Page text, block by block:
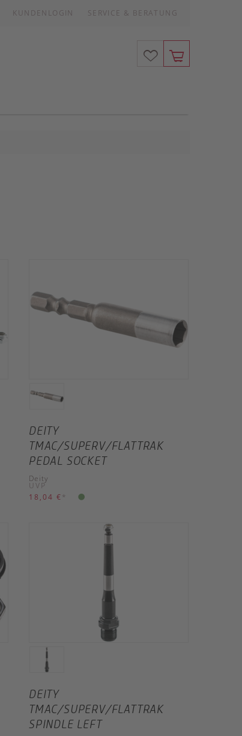
KUNDENLOGIN SERVICE & BERATUNG
DEITY
TMAC/SUPERV/FLATTRAK
PEDAL SOCKET
Deity
UVP
18,04 € *
DEITY
TMAC/SUPERV/FLATTRAK
SPINDLE LEFT